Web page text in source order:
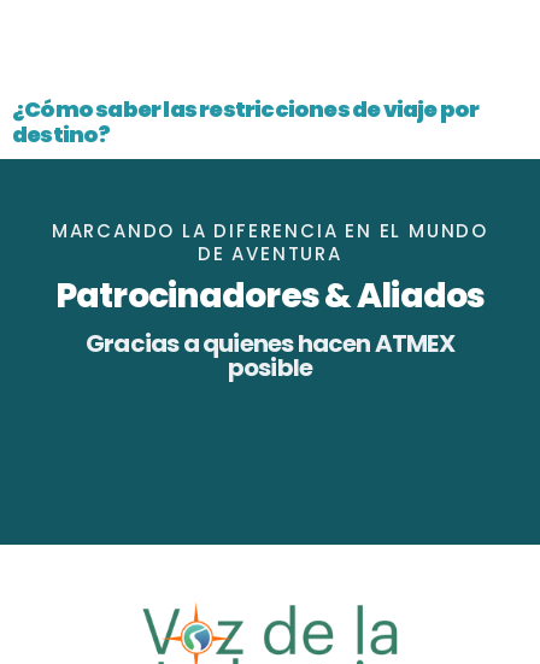
¿Cómo saber las restricciones de viaje por
destino?
MARCANDO LA DIFERENCIA EN EL MUNDO
DE AVENTURA
Patrocinadores & Aliados
Gracias a quienes hacen ATMEX
posible